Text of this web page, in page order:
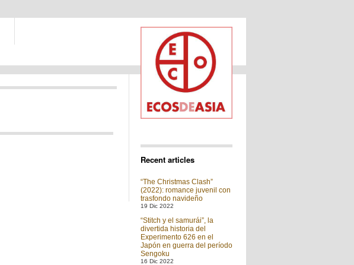
Recent articles
“The Christmas Clash”
(2022): romance juvenil con
trasfondo navideño
19 Dic 2022
“Stitch y el samurái”, la
divertida historia del
Experimento 626 en el
Japón en guerra del período
Sengoku
16 Dic 2022